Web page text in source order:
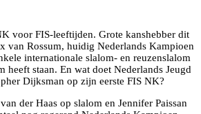
voor FIS-leeftijden. Grote kanshebber dit
van Rossum, huidig Nederlands Kampioen
internationale slalom- en reuzenslalom
heeft staan. En wat doet Nederlands Jeugd
Dijksman op zijn eerste FIS NK?
der Haas op slalom en Jennifer Paissan